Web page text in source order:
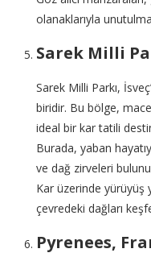
olanaklarıyla
Sarek Milli
Sarek Milli Parkı,
biridir. Bu bölge,
ideal bir kar tatili
Burada, yaban
ve dağ zirveleri
Kar üzerinde yürüyüş
çevredeki dağları
Pyrenees,